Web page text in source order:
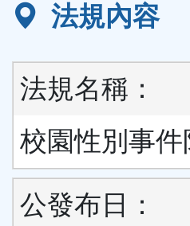
法規內容
法規名稱：
校園性別事件
公發布日：